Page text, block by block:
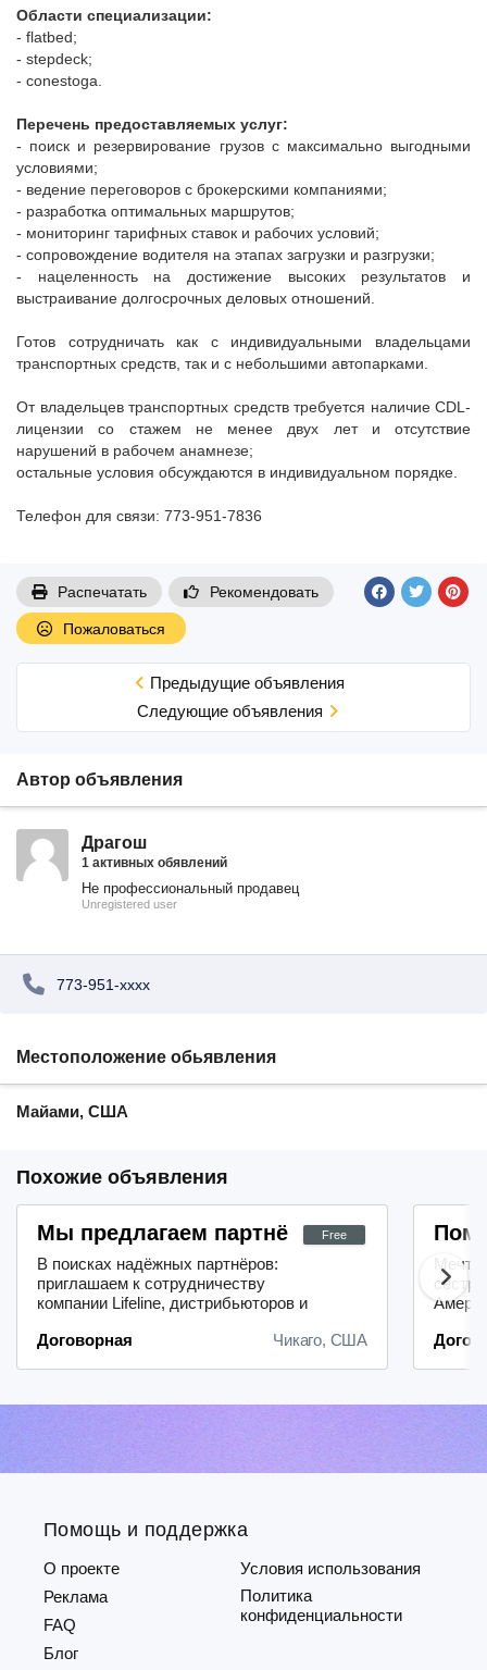
Области специализации:
- flatbed;
- stepdeck;
- conestoga.
Перечень предоставляемых услуг:
- поиск и резервирование грузов с максимально выгодными
условиями;
- ведение переговоров с брокерскими компаниями;
- разработка оптимальных маршрутов;
- мониторинг тарифных ставок и рабочих условий;
- сопровождение водителя на этапах загрузки и разгрузки;
- нацеленность на достижение высоких результатов и
выстраивание долгосрочных деловых отношений.
Готов сотрудничать как с индивидуальными владельцами
транспортных средств, так и с небольшими автопарками.
От владельцев транспортных средств требуется наличие CDL-
лицензии со стажем не менее двух лет и отсутствие
нарушений в рабочем анамнезе;
остальные условия обсуждаются в индивидуальном порядке.
Телефон для связи: 773-951-7836
Распечатать Рекомендовать
Пожаловаться
Предыдущие объявления
Cледующие объявления
Автор объявления
Драгош
1 активных обявлений
Не профессиональный продавец
Unregistered user
773-951-xxxx
Местоположение обьявления
Майами, США
Похожие объявления
Free
Договорная Чикаго, США
Мы предлагаем партнёрам
В поисках надёжных партнёров:
приглашаем к сотрудничеству
компании Lifeline, дистрибьюторов и
начала работы: благодаря нашему
включиться в
платежи —...
(RN,
Помощь и поддержка
О проекте
Реклама
FAQ
Блог
Условия использования
Политика
конфиденциальности